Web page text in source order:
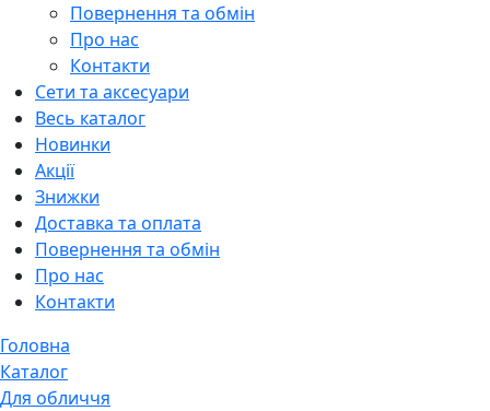
Повернення та обмін
Про нас
Контакти
Сети та аксесуари
Весь каталог
Новинки
Акції
Знижки
Доставка та оплата
Повернення та обмін
Про нас
Контакти
Головна
Каталог
Для обличчя